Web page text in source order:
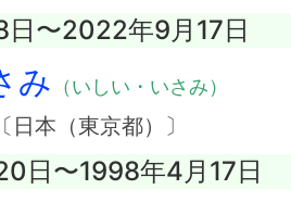
日〜2022年9月17日
み （いしい・いさみ）
日本（東京都）〕
日〜1998年4月17日